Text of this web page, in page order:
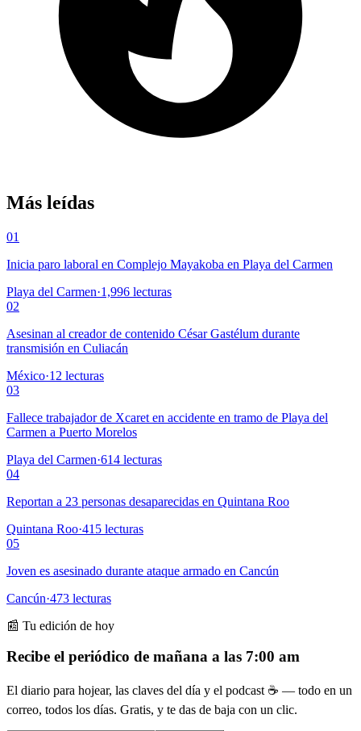
Más leídas
01
Inicia paro laboral en Complejo Mayakoba en Playa del Carmen
Playa del Carmen·1,996 lecturas
02
Asesinan al creador de contenido César Gastélum durante
transmisión en Culiacán
México·12 lecturas
03
Fallece trabajador de Xcaret en accidente en tramo de Playa del
Carmen a Puerto Morelos
Playa del Carmen·614 lecturas
04
Reportan a 23 personas desaparecidas en Quintana Roo
Quintana Roo·415 lecturas
05
Joven es asesinado durante ataque armado en Cancún
Cancún·473 lecturas
📰 Tu edición de hoy
Recibe el periódico de mañana a las 7:00 am
El diario para hojear, las claves del día y el podcast ☕ — todo en un
correo, todos los días. Gratis, y te das de baja con un clic.